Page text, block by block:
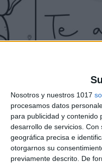
Nosotros y nuestros 1017
procesamos datos
para publicidad y contenido
desarrollo de servicios. Con
geográfica precisa e
otorgarnos su
previamente descrito. De